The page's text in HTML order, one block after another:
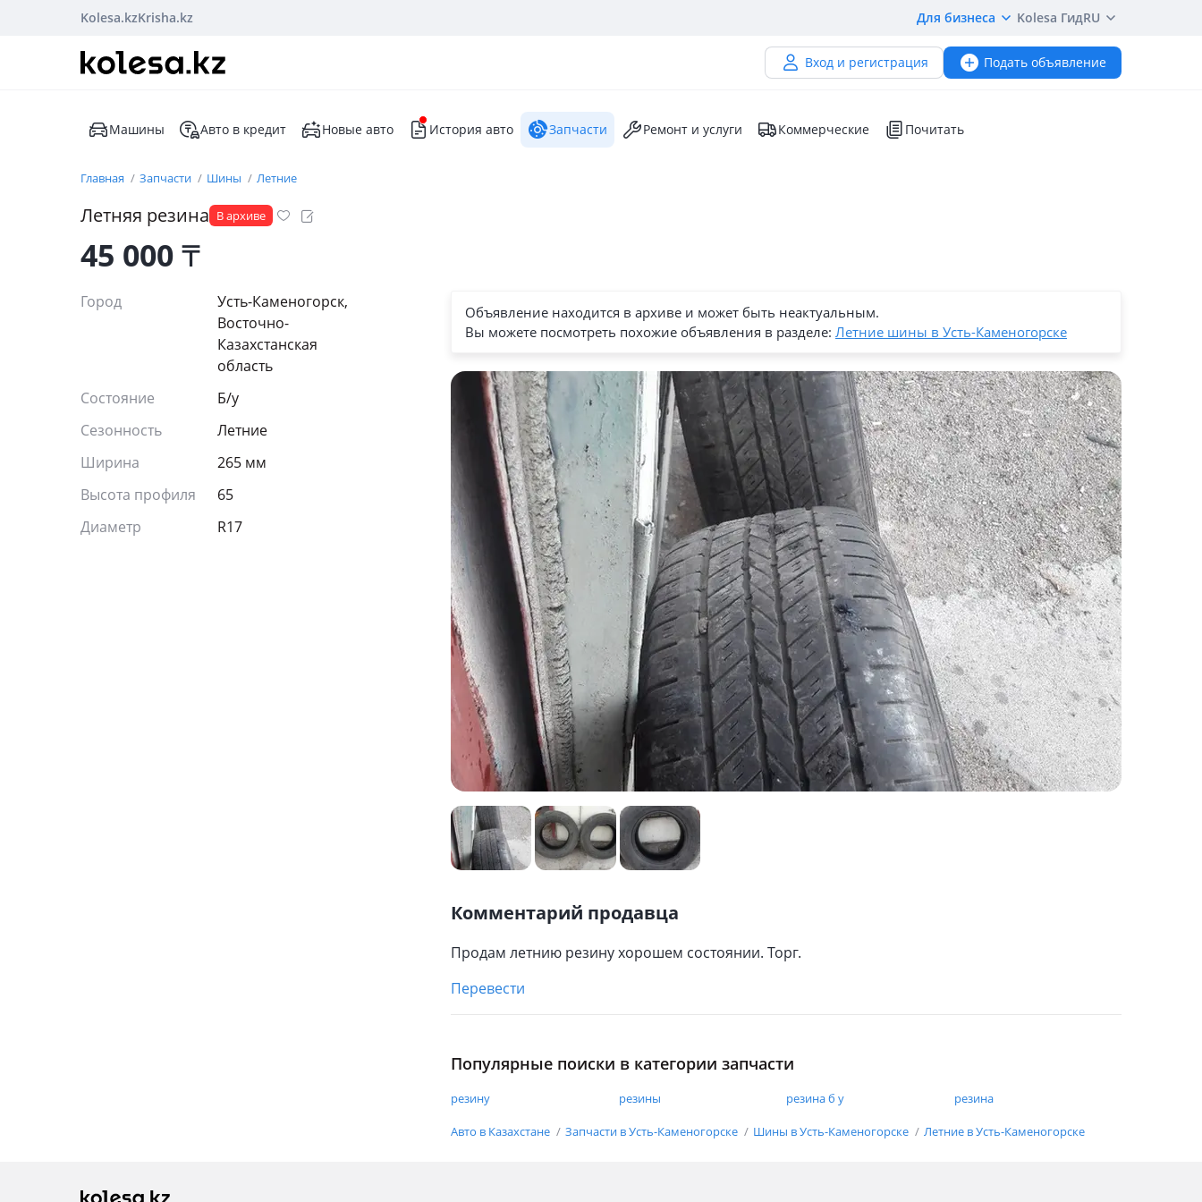
Kolesa.kzKrisha.kz Для бизнеса Kolesa ГидRU
Вход и регистрация Подать объявление
Машины Авто в кредит Новые авто История авто Запчасти Ремонт и услуги Коммерческие Почитать
Главная Запчасти Шины Летние
Летняя резина В архиве
45 000₸
Город
Усть-Каменогорск,
Восточно-
Казахстанская
область
Состояние
Б/y
Сезонность
Летние
Ширина
265 мм
Высота профиля
65
Диаметр
R17
Объявление находится в архиве и может быть неактуальным.
Вы можете посмотреть похожие объявления в разделе: Летние шины в Усть-Каменогорске
Комментарий продавца
Продам летнию резину хорошем состоянии. Торг.
Перевести
Популярные поиски в категории запчасти
резину резины резина б у резина
Авто в Казахстане Запчасти в Усть-Каменогорске Шины в Усть-Каменогорске Летние в Усть-Каменогорске